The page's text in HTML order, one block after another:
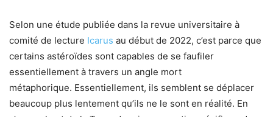
Selon une étude publiée dans la revue universitaire à
comité de lecture Icarus au début de 2022, c’est parce que
certains astéroïdes sont capables de se faufiler
essentiellement à travers un angle mort
métaphorique. Essentiellement, ils semblent se déplacer
beaucoup plus lentement qu’ils ne le sont en réalité. En